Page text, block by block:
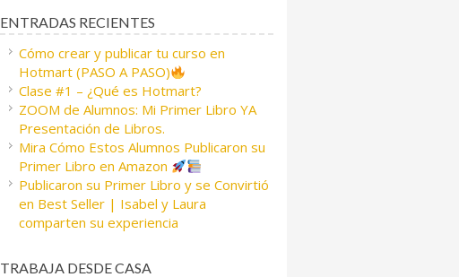
ENTRADAS RECIENTES
Cómo crear y publicar tu curso en
Hotmart (PASO A PASO)
Clase #1 – ¿Qué es Hotmart?
ZOOM de Alumnos: Mi Primer Libro YA
Presentación de Libros.
Mira Cómo Estos Alumnos Publicaron su
Primer Libro en Amazon
Publicaron su Primer Libro y se Convirtió
en Best Seller | Isabel y Laura
comparten su experiencia
TRABAJA DESDE CASA